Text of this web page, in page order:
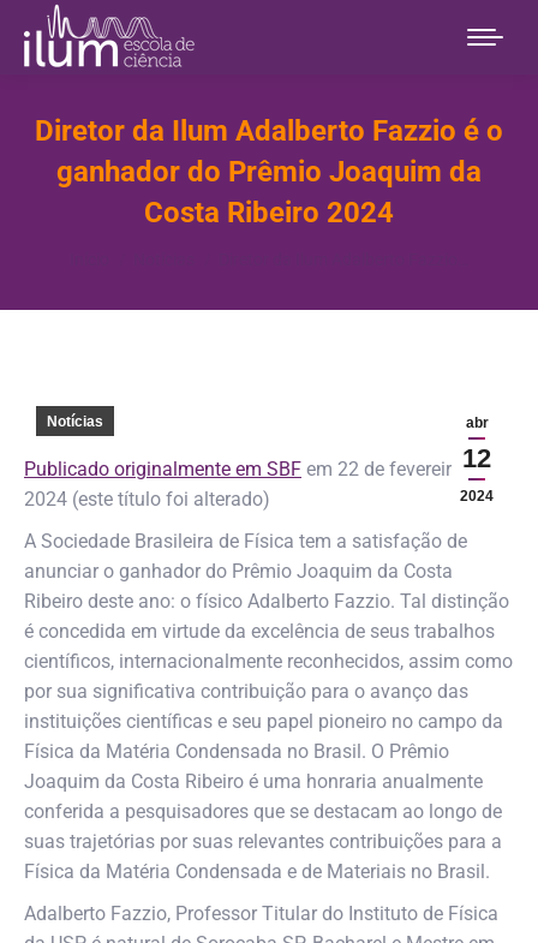
Diretor da Ilum Adalberto Fazzio é o
ganhador do Prêmio Joaquim da
Costa Ribeiro 2024
abr
12
2024
Notícias
Publicado originalmente em SBF em 22 de fevereiro de
2024 (este título foi alterado)
A Sociedade Brasileira de Física tem a satisfação de
anunciar o ganhador do Prêmio Joaquim da Costa
Ribeiro deste ano: o físico Adalberto Fazzio. Tal distinção
é concedida em virtude da excelência de seus trabalhos
científicos, internacionalmente reconhecidos, assim como
por sua significativa contribuição para o avanço das
instituições científicas e seu papel pioneiro no campo da
Física da Matéria Condensada no Brasil. O Prêmio
Joaquim da Costa Ribeiro é uma honraria anualmente
conferida a pesquisadores que se destacam ao longo de
suas trajetórias por suas relevantes contribuições para a
Física da Matéria Condensada e de Materiais no Brasil.
Adalberto Fazzio, Professor Titular do Instituto de Física